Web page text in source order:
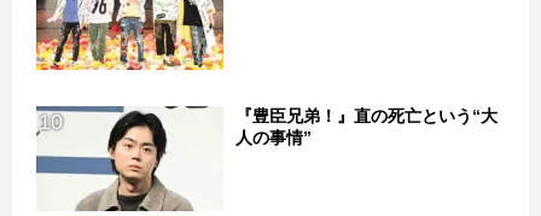
10
『豊臣兄弟！』直の死亡という“大
人の事情”